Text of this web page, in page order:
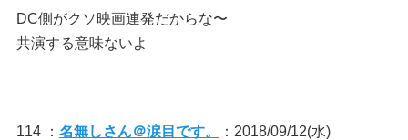
DC側がクソ映画連発だからな〜
共演する意味ないよ
114 ： 名無しさん＠涙目です。
：2018/09/12(水)